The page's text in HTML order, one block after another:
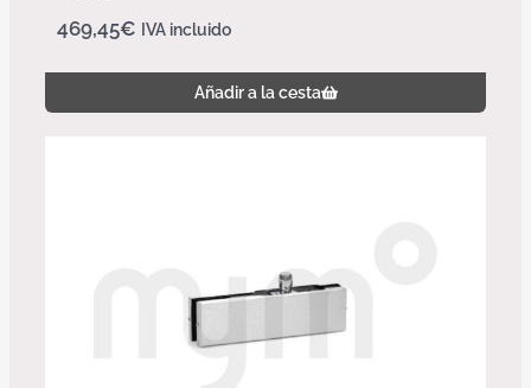
469,45€ IVA incluido
Añadir a la cesta